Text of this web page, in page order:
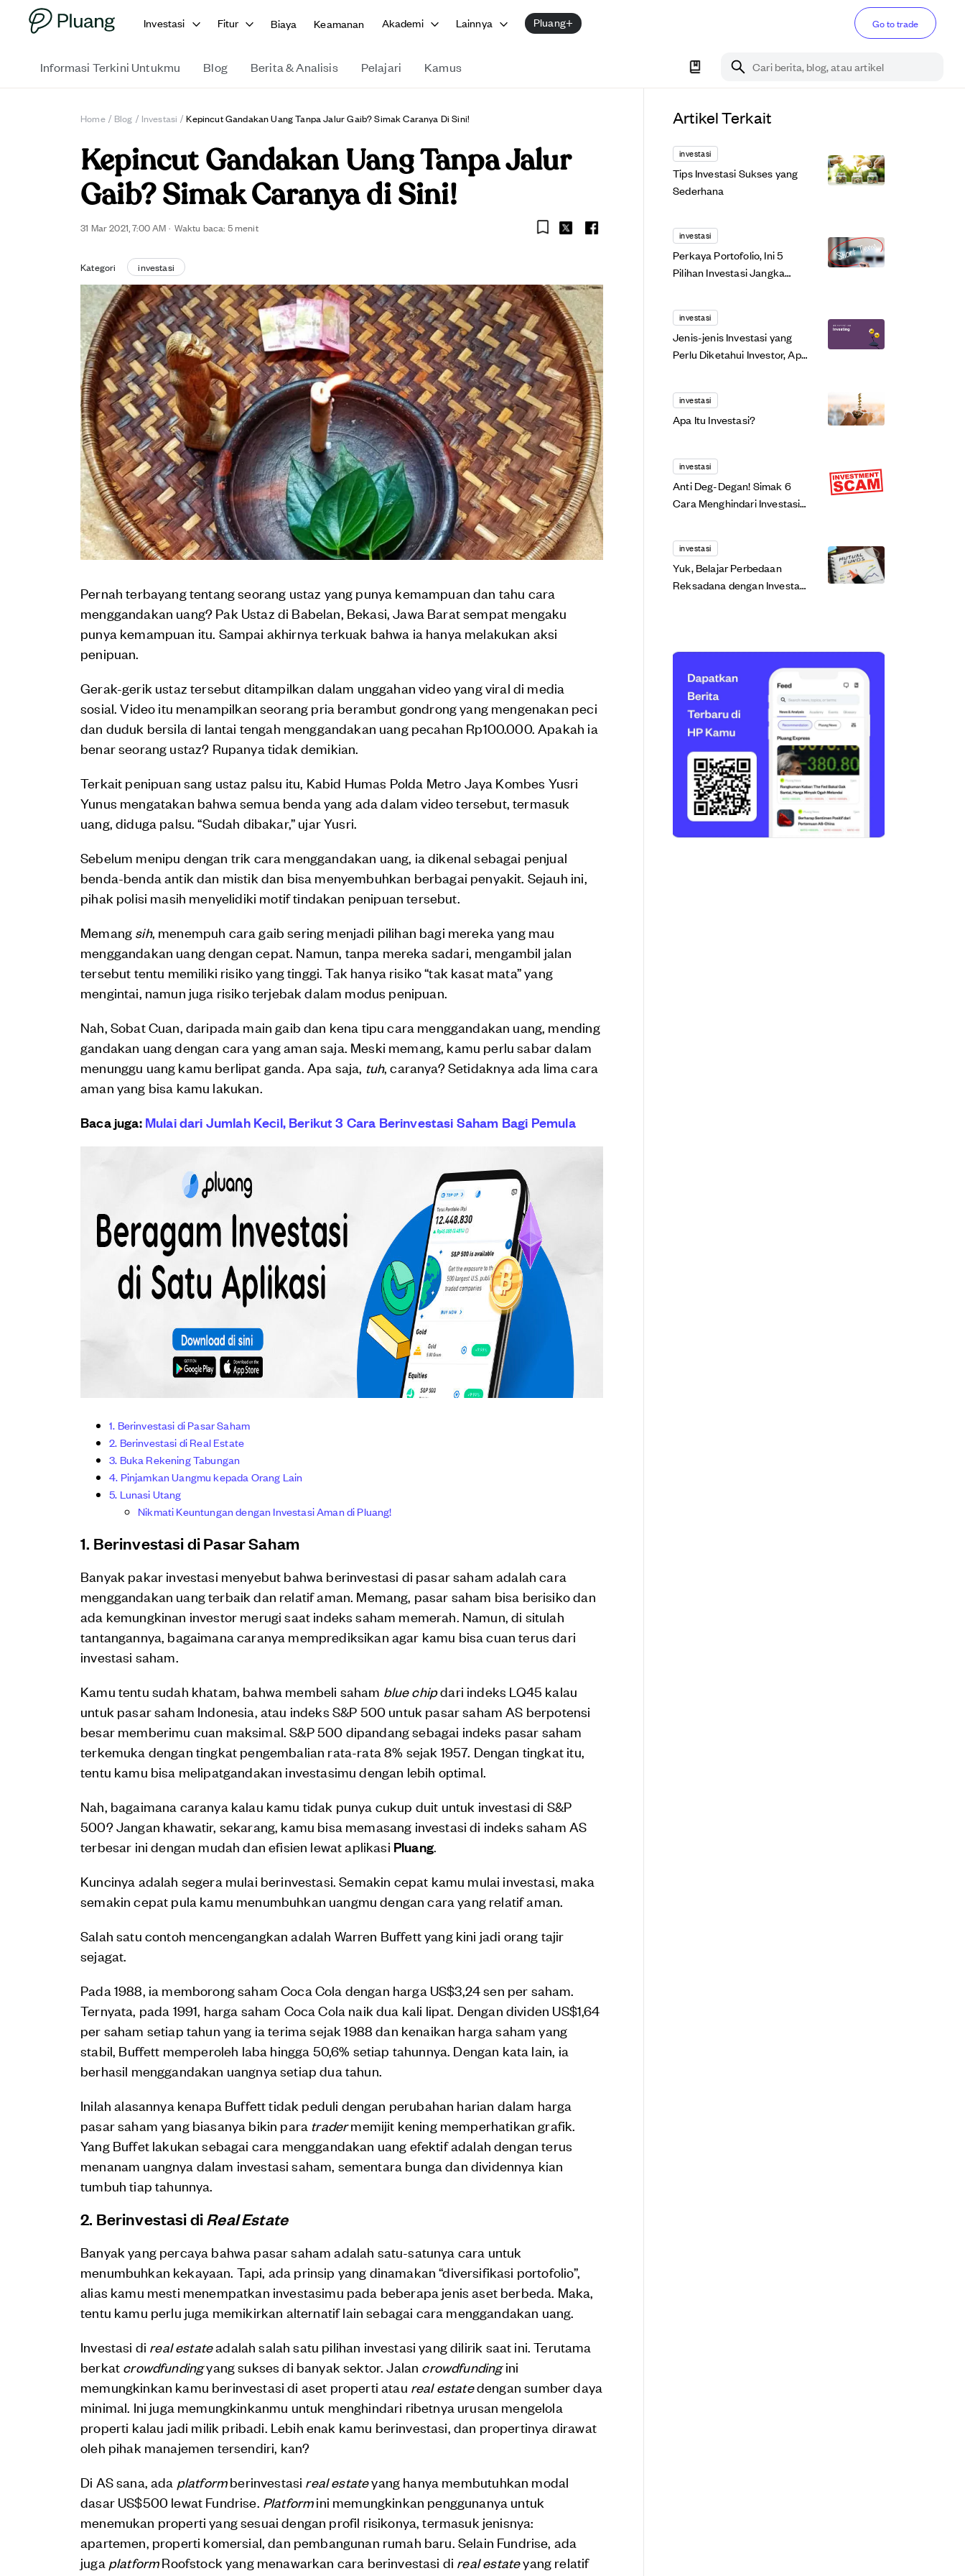
Investasi Fitur Biaya Keamanan Akademi Lainnya Pluang+ Go to trade
Informasi Terkini Untukmu Blog Berita & Analisis Pelajari Kamus Cari berita, blog, atau artikel
Home / Blog / Investasi / Kepincut Gandakan Uang Tanpa Jalur Gaib? Simak Caranya Di Sini!
Kepincut Gandakan Uang Tanpa Jalur
Gaib? Simak Caranya di Sini!
31 Mar 2021, 7:00 AM · Waktu baca: 5menit
Kategori investasi
Pernah terbayang tentang seorang ustaz yang punya kemampuan dan tahu cara
menggandakan uang? Pak Ustaz di Babelan, Bekasi, Jawa Barat sempat mengaku
punya kemampuan itu. Sampai akhirnya terkuak bahwa ia hanya melakukan aksi
penipuan.
Gerak-gerik ustaz tersebut ditampilkan dalam unggahan video yang viral di media
sosial. Video itu menampilkan seorang pria berambut gondrong yang mengenakan peci
dan duduk bersila di lantai tengah menggandakan uang pecahan Rp100.000. Apakah ia
benar seorang ustaz? Rupanya tidak demikian.
Terkait penipuan sang ustaz palsu itu, Kabid Humas Polda Metro Jaya Kombes Yusri
Yunus mengatakan bahwa semua benda yang ada dalam video tersebut, termasuk
uang, diduga palsu. “Sudah dibakar,” ujar Yusri.
Sebelum menipu dengan trik cara menggandakan uang, ia dikenal sebagai penjual
benda-benda antik dan mistik dan bisa menyembuhkan berbagai penyakit. Sejauh ini,
pihak polisi masih menyelidiki motif tindakan penipuan tersebut.
Memang sih, menempuh cara gaib sering menjadi pilihan bagi mereka yang mau
menggandakan uang dengan cepat. Namun, tanpa mereka sadari, mengambil jalan
tersebut tentu memiliki risiko yang tinggi. Tak hanya risiko “tak kasat mata” yang
mengintai, namun juga risiko terjebak dalam modus penipuan.
Nah, Sobat Cuan, daripada main gaib dan kena tipu cara menggandakan uang, mending
gandakan uang dengan cara yang aman saja. Meski memang, kamu perlu sabar dalam
menunggu uang kamu berlipat ganda. Apa saja, tuh, caranya? Setidaknya ada lima cara
aman yang bisa kamu lakukan.
Baca juga:Mulai dari Jumlah Kecil, Berikut 3 Cara Berinvestasi Saham Bagi Pemula
1. Berinvestasi di Pasar Saham
2. Berinvestasi di Real Estate
3. Buka Rekening Tabungan
4. Pinjamkan Uangmu kepada Orang Lain
5. Lunasi Utang
Nikmati Keuntungan dengan Investasi Aman di Pluang!
1. Berinvestasi di Pasar Saham
Banyak pakar investasi menyebut bahwa berinvestasi di pasar saham adalah cara
menggandakan uang terbaik dan relatif aman. Memang, pasar saham bisa berisiko dan
ada kemungkinan investor merugi saat indeks saham memerah. Namun, di situlah
tantangannya, bagaimana caranya memprediksikan agar kamu bisa cuan terus dari
investasi saham.
Kamu tentu sudah khatam, bahwa membeli saham blue chipdari indeks LQ45 kalau
untuk pasar saham Indonesia, atau indeks S&P 500 untuk pasar saham AS berpotensi
besar memberimu cuan maksimal. S&P 500 dipandang sebagai indeks pasar saham
terkemuka dengan tingkat pengembalian rata-rata 8% sejak 1957. Dengan tingkat itu,
tentu kamu bisa melipatgandakan investasimu dengan lebih optimal.
Nah, bagaimana caranya kalau kamu tidak punya cukup duit untuk investasi di S&P
500? Jangan khawatir, sekarang, kamu bisa memasang investasi di indeks saham AS
terbesar ini dengan mudah dan efisien lewat aplikasi Pluang.
Kuncinya adalah segera mulai berinvestasi. Semakin cepat kamu mulai investasi, maka
semakin cepat pula kamu menumbuhkan uangmu dengan cara yang relatif aman.
Salah satu contoh mencengangkan adalah Warren Buffett yang kini jadi orang tajir
sejagat.
Pada 1988, ia memborong saham Coca Cola dengan harga US$3,24 sen per saham.
Ternyata, pada 1991, harga saham Coca Cola naik dua kali lipat. Dengan dividen US$1,64
per saham setiap tahun yang ia terima sejak 1988 dan kenaikan harga saham yang
stabil, Buffett memperoleh laba hingga 50,6% setiap tahunnya. Dengan kata lain, ia
berhasil menggandakan uangnya setiap dua tahun.
Inilah alasannya kenapa Buffett tidak peduli dengan perubahan harian dalam harga
pasar saham yang biasanya bikin para tradermemijit kening memperhatikan grafik.
Yang Buffet lakukan sebagai cara menggandakan uang efektif adalah dengan terus
menanam uangnya dalam investasi saham, sementara bunga dan dividennya kian
tumbuh tiap tahunnya.
2. Berinvestasi di Real Estate
Banyak yang percaya bahwa pasar saham adalah satu-satunya cara untuk
menumbuhkan kekayaan. Tapi, ada prinsip yang dinamakan “diversifikasi portofolio”,
alias kamu mesti menempatkan investasimu pada beberapa jenis aset berbeda. Maka,
tentu kamu perlu juga memikirkan alternatif lain sebagai cara menggandakan uang.
Investasi di real estateadalah salah satu pilihan investasi yang dilirik saat ini. Terutama
berkat crowdfundingyang sukses di banyak sektor. Jalan crowdfundingini
memungkinkan kamu berinvestasi di aset properti atau real estatedengan sumber daya
minimal. Ini juga memungkinkanmu untuk menghindari ribetnya urusan mengelola
properti kalau jadi milik pribadi. Lebih enak kamu berinvestasi, dan propertinya dirawat
oleh pihak manajemen tersendiri, kan?
Di AS sana, ada platformberinvestasi real estateyang hanya membutuhkan modal
dasar US$500 lewat Fundrise. Platformini memungkinkan penggunanya untuk
menemukan properti yang sesuai dengan profil risikonya, termasuk jenisnya:
apartemen, properti komersial, dan pembangunan rumah baru. Selain Fundrise, ada
juga platformRoofstock yang menawarkan cara berinvestasi di real estateyang relatif
Artikel Terkait
investasi
Tips Investasi Sukses yang
Sederhana
investasi
Perkaya Portofolio, Ini 5
Pilihan Investasi Jangka
investasi
Jenis-jenis Investasi yang
Perlu Diketahui Investor, Apa
investasi
Apa Itu Investasi?
investasi
Anti Deg-Degan! Simak 6
Cara Menghindari Investasi
investasi
Yuk, Belajar Perbedaan
Reksadana dengan Investasi